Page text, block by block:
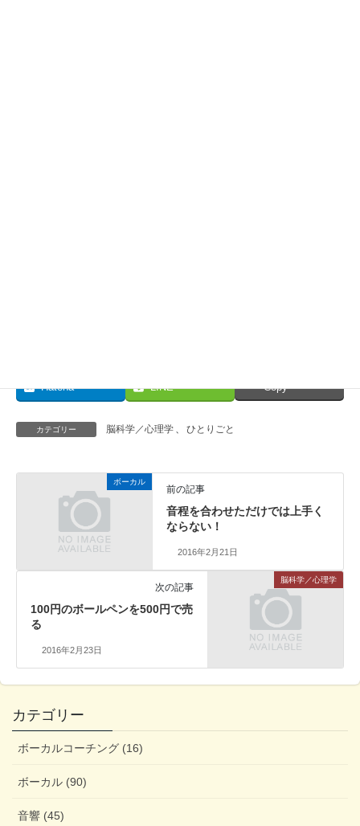
Hatena LINE Copy
カテゴリー 脳科学／心理学 、 ひとりごと
ボーカル
前の記事
音程を合わせただけでは上手く
ならない！
2016年2月21日
脳科学／心理学
次の記事
100円のボールペンを500円で売
る
2016年2月23日
カテゴリー
ボーカルコーチング (16)
ボーカル (90)
音響 (45)